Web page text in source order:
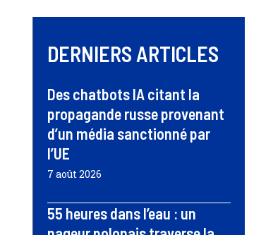
DERNIERS ARTICLES
Des chatbots IA citant la
propagande russe provenant
d’un média sanctionné par
l’UE
7 août 2026
55 heures dans l’eau : un